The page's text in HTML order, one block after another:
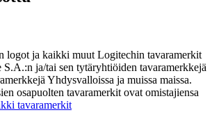
logot ja kaikki muut Logitechin tavaramerkit
ja/tai sen tytäryhtiöiden tavaramerkkejä
Yhdysvalloissa ja muissa maissa.
osapuolten tavaramerkit ovat omistajiensa
tavaramerkit